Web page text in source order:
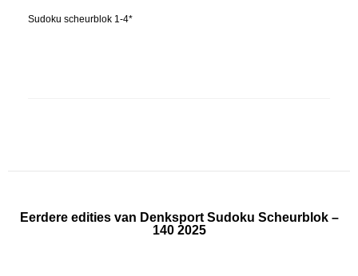
Sudoku scheurblok 1-4*
Eerdere edities van Denksport Sudoku Scheurblok –
140 2025